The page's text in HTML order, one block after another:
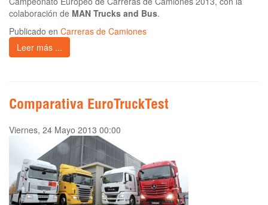
colaboración de MAN Trucks and Bus.
Publicado en Carreras de Camiones
Leer más ...
Comparativa EuroTruckTest
Viernes, 24 Mayo 2013 00:00